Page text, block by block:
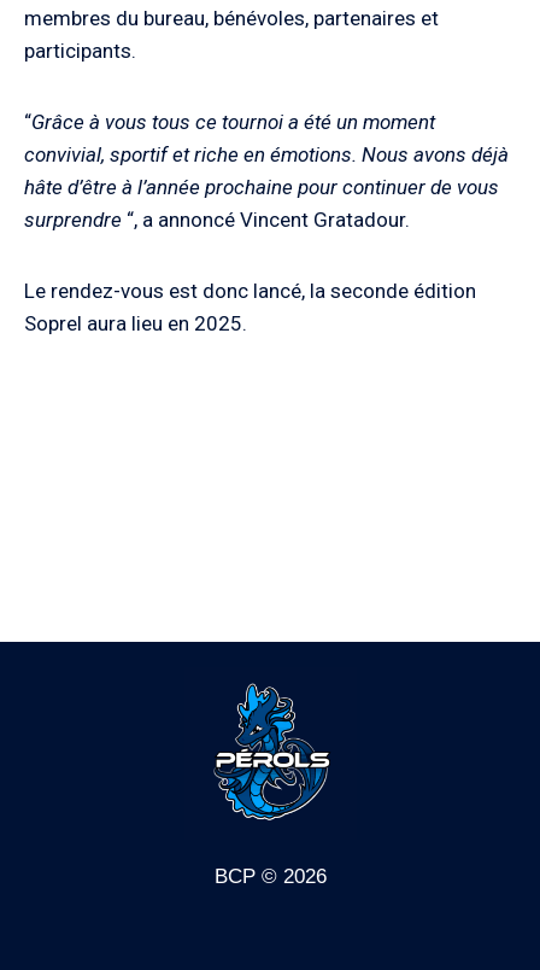
membres du bureau, bénévoles, partenaires et
participants.
“Grâce à vous tous ce tournoi a été un moment
convivial, sportif et riche en émotions. Nous avons déjà
hâte d’être à l’année prochaine pour continuer de vous
surprendre “, a annoncé Vincent Gratadour.
Le rendez-vous est donc lancé, la seconde édition
Soprel aura lieu en 2025.
BCP © 2026